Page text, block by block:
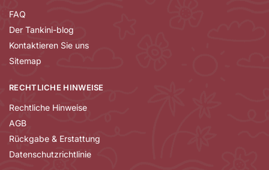
FAQ
Der Tankini-blog
Kontaktieren Sie uns
Sitemap
RECHTLICHE HINWEISE
Rechtliche Hinweise
AGB
Rückgabe & Erstattung
Datenschutzrichtlinie